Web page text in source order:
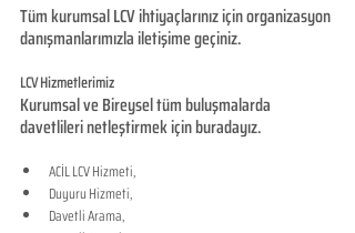
Tüm kurumsal LCV ihtiyaçlarınız için organizasyon
danışmanlarımızla iletişime geçiniz.
LCV Hizmetlerimiz
Kurumsal ve Bireysel tüm buluşmalarda
davetlileri netleştirmek için buradayız.
ACİL LCV Hizmeti,
Duyuru Hizmeti,
Davetli Arama,